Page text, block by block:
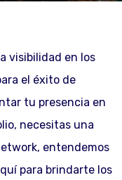
visibilidad en los
el éxito de
tu presencia en
necesitas una
entendemos
para brindarte los